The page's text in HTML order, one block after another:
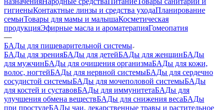
гигиеныКонтактные линзы и средства уходаПланирование
семьиТовары для мамы и малышаКосметическая
продукцияЭфирные масла и ароматерапияГомеопатия
—
БАДы для пищеварительной системы
БАДы для зренияБАДы для детейБАДы для женщинБАДы
для мужчинБАДы для очищения организмаБАДы для кожи,
волос, ногтейБАДы для нервной системыБАДы для сердечно
сосудистой системыБАДы для мочеполовой системыБАДы
для костей и суставовБАДы для иммунитетаБАДы для
улучшения обмена веществБАДы для снижения весаБАДы
при простудеБАДы чаи, лекарственные травы и растительное